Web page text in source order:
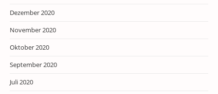
Dezember 2020
November 2020
Oktober 2020
September 2020
Juli 2020